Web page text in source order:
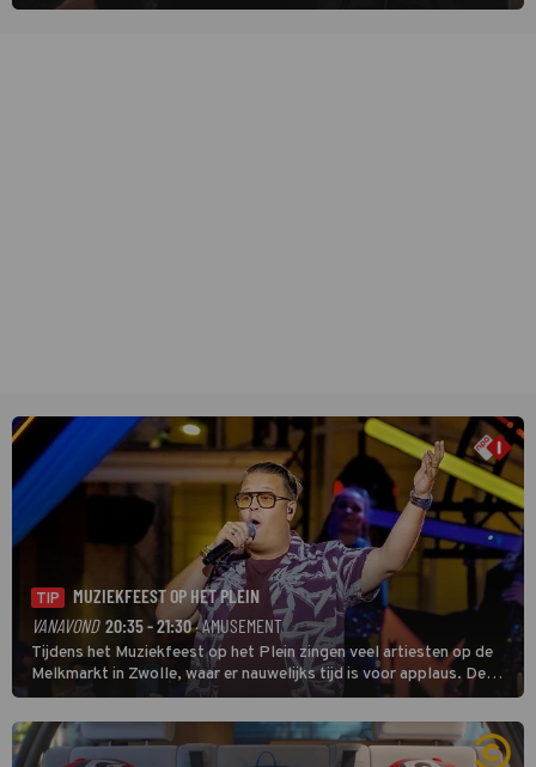
van een leien dakje.
TIP
MUZIEKFEEST OP HET PLEIN
VANAVOND 20:35 - 21:30· AMUSEMENT
Tijdens het Muziekfeest op het Plein zingen veel artiesten op de
Melkmarkt in Zwolle, waar er nauwelijks tijd is voor applaus. De
grootste namen zijn André Hazes, Jannes, René Froger en
natuurlijk Rutger van Barneveld met zijn hit Zwoele Zomernachten.